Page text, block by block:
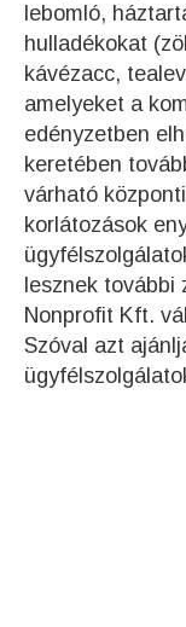
lebomló,
hulladékokat
kávézacc,
amelyeket a
edényzetben
keretében
várható
korlátozások
lesznek további
Nonprofit Kft.
Szóval azt